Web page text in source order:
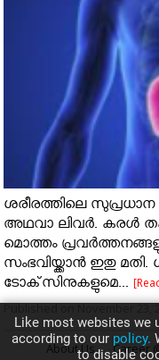
ശരീരത്തിലെ
അഥവാ ലിവര്‍. കരള്‍
മൊത്തം
സംഭവിയ്ക്കാന്‍ ഇതു
ടോക്‌സിനുകളുമെ...
Published on November 23,
About Us Career
Like most websites we
according to our policy.
to disable